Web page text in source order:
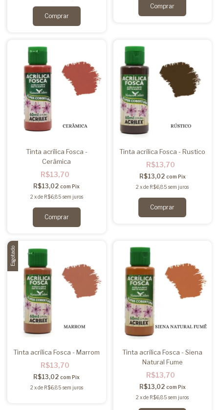
Tinta acrílica Fosca -
Cerâmica
R$13,70
R$13,02com Pix
2 xde R$6,85 sem juros
Tinta acrílica Fosca - Rustico
R$13,70
R$13,02 com Pix
2 xde R$6,85 sem juros
Esgotado
Tinta acrílica Fosca - Marrom
R$13,70
R$13,02com Pix
2 xde R$6,85 sem juros
Tinta acrílica Fosca - Siena
Natural Fume
R$13,70
R$13,02 com Pix
2 xde R$6,85 sem juros